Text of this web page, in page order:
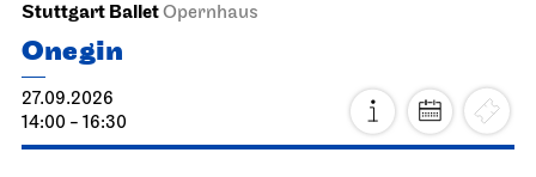
Stuttgart BalletOpernhaus
Onegin
27.09.2026
14:00 - 16:30